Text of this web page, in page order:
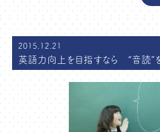
2015.12.21
英語力向上を目指すなら “音読”を